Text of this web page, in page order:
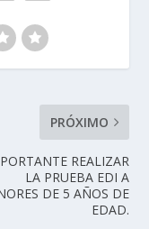
PRÓXIMO
REALIZAR
LA PRUEBA EDI A
DE 5 AÑOS DE
EDAD.